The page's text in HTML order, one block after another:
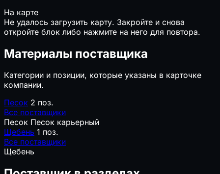
На карте
Не удалось загрузить карту. Закройте и снова
откройте блок либо нажмите на него для повтора.
Материалы поставщика
Категории и позиции, которые указаны в карточке
компании.
Песок 2 поз.
Все поставщики
Песок Песок карьерный
Щебень 1 поз.
Все поставщики
Щебень